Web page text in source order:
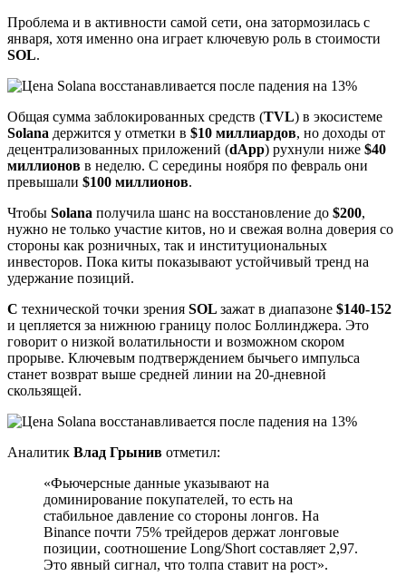
Проблема и в активности самой сети, она затормозилась с
января, хотя именно она играет ключевую роль в стоимости
SOL.
Общая сумма заблокированных средств (TVL) в экосистеме
Solana держится у отметки в $10 миллиардов, но доходы от
децентрализованных приложений (dApp) рухнули ниже $40
миллионов в неделю. С середины ноября по февраль они
превышали $100 миллионов.
Чтобы Solana получила шанс на восстановление до $200,
нужно не только участие китов, но и свежая волна доверия со
стороны как розничных, так и институциональных
инвесторов. Пока киты показывают устойчивый тренд на
удержание позиций.
С технической точки зрения SOL зажат в диапазоне $140-152
и цепляется за нижнюю границу полос Боллинджера. Это
говорит о низкой волатильности и возможном скором
прорыве. Ключевым подтверждением бычьего импульса
станет возврат выше средней линии на 20-дневной
скользящей.
Аналитик Влад Грынив отметил:
«Фьючерсные данные указывают на
доминирование покупателей, то есть на
стабильное давление со стороны лонгов. На
Binance почти 75% трейдеров держат лонговые
позиции, соотношение Long/Short составляет 2,97.
Это явный сигнал, что толпа ставит на рост».